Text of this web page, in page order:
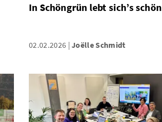
In Schöngrün lebt sich’s schön
02.02.2026 Joëlle Schmidt